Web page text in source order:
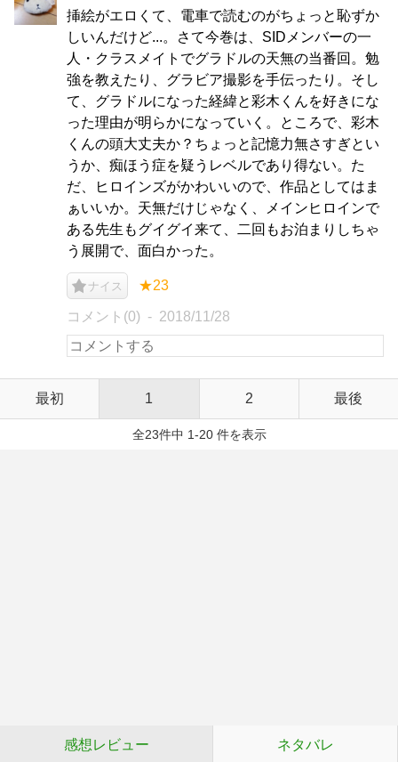
挿絵がエロくて、電車で読むのがちょっと恥ずか
しいんだけど...。さて今巻は、SIDメンバーの一
人・クラスメイトでグラドルの天無の当番回。勉
強を教えたり、グラビア撮影を手伝ったり。そし
て、グラドルになった経緯と彩木くんを好きにな
った理由が明らかになっていく。ところで、彩木
くんの頭大丈夫か？ちょっと記憶力無さすぎとい
うか、痴ほう症を疑うレベルであり得ない。た
だ、ヒロインズがかわいいので、作品としてはま
ぁいいか。天無だけじゃなく、メインヒロインで
ある先生もグイグイ来て、二回もお泊まりしちゃ
う展開で、面白かった。
ナイス ★23
コメント(0) 2018/11/28
最初 1 2 最後
全23件中 1-20 件を表示
感想レビュー ネタバレ